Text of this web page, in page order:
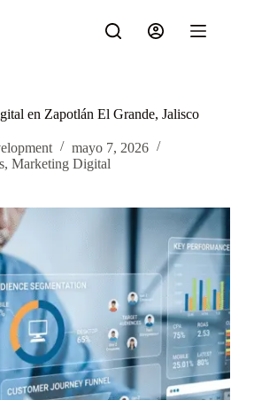
en Zapotlán El Grande, Jalisco
mayo 7, 2026
, Marketing Digital